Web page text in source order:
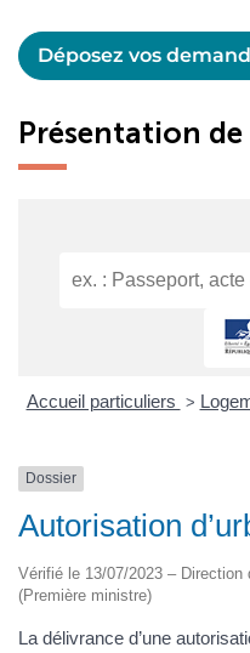
Déposez vos
Présentation
Accueil particuliers >
Dossier
Autorisation
Vérifié le 13/07/2023 – Direction
(Première ministre)
La délivrance d’une